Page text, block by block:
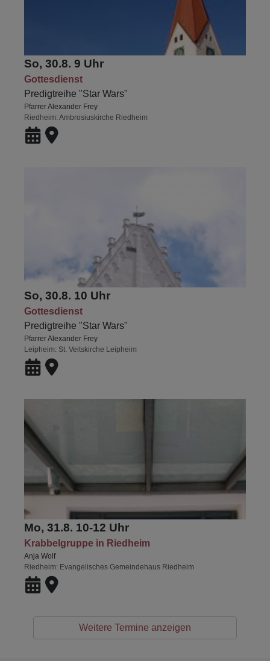
So, 30.8. 9 Uhr
Gottesdienst
Predigtreihe "Star Wars"
Pfarrer Alexander Frey
Riedheim Ambrosiuskirche Riedheim
So, 30.8. 10 Uhr
Gottesdienst
Predigtreihe "Star Wars"
Pfarrer Alexander Frey
Leipheim St. Veitskirche Leipheim
Mo, 31.8. 10-12 Uhr
Krabbelgruppe in Riedheim
Anja Wolf
Riedheim
Evangelisches Gemeindehaus Riedheim
Weitere Termine anzeigen